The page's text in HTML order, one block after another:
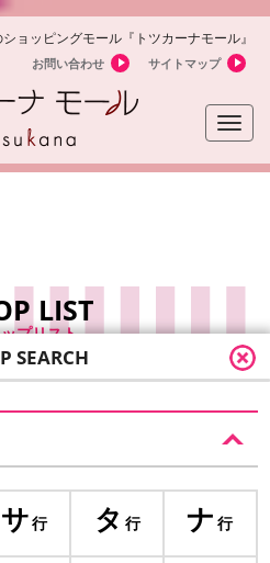
ョッピングモール『トツカーナモール』
お問い合わせ サイトマップ
Toggle
LIST
プリスト
ップ検索
SEARCH
サ行 タ 行 ナ 行